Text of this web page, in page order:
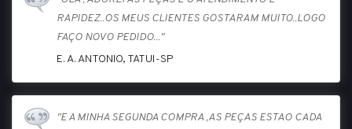
RAPIDEZ..OS MEUS CLIENTES GOSTARAM MUITO..LOGO
FAÇO NOVO PEDIDO..."
E. A. ANTONIO, TATUI-SP
"E A MINHA SEGUNDA COMPRA ,AS PEÇAS ESTAO CADA